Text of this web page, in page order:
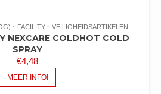
FACILITY VEILIGHEIDSARTIKELEN
NEXCARE COLDHOT COLD
SPRAY
€4,48
MEER INFO!